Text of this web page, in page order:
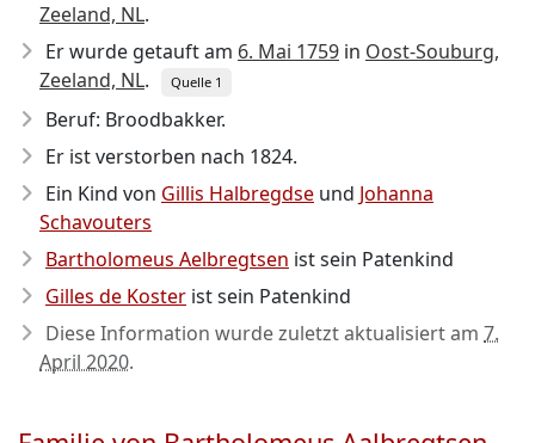
Zeeland, NL.
Er wurde getauft am 6. Mai 1759 in Oost-Souburg,
Zeeland, NL. Quelle 1
Beruf: Broodbakker.
Er ist verstorben nach 1824.
Ein Kind von Gillis Halbregdse und Johanna
Schavouters
Bartholomeus Aelbregtsen ist sein Patenkind
Gilles de Koster ist sein Patenkind
Diese Information wurde zuletzt aktualisiert am 7.
April 2020.